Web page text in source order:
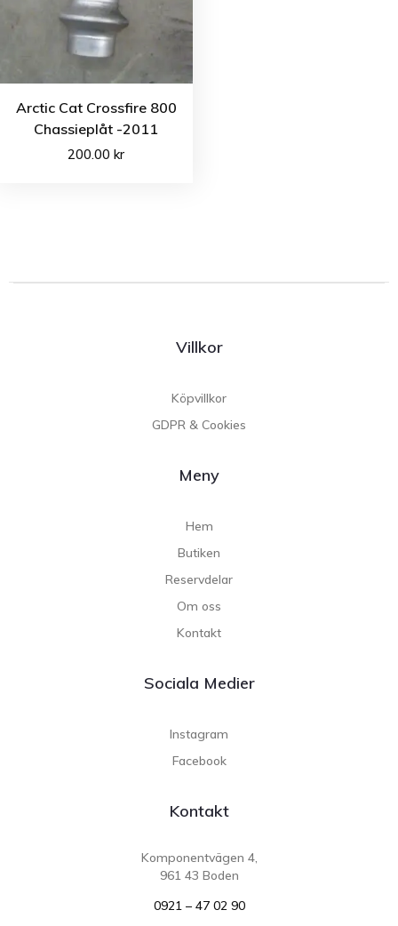
Arctic Cat Crossfire 800
Chassieplåt -2011
200.00kr
Villkor
Köpvillkor
GDPR & Cookies
Meny
Hem
Butiken
Reservdelar
Om oss
Kontakt
Sociala Medier
Instagram
Facebook
Kontakt
Komponentvägen 4,
961 43 Boden
0921 – 47 02 90